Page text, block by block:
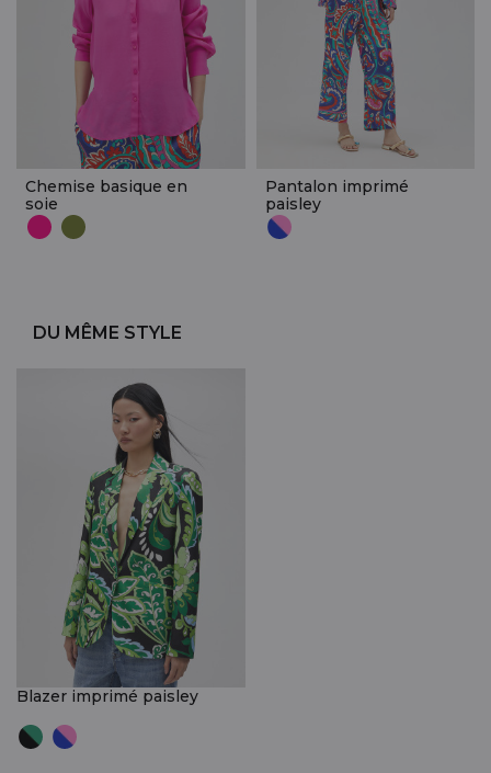
Chemise basique en
soie
Pantalon imprimé
paisley
DU MÊME STYLE
Blazer imprimé paisley